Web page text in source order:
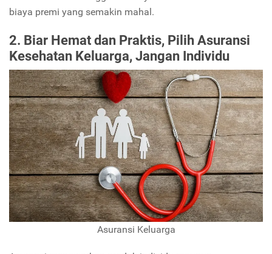
biaya premi yang semakin mahal.
2. Biar Hemat dan Praktis, Pilih Asuransi
Kesehatan Keluarga, Jangan Individu
Asuransi Keluarga